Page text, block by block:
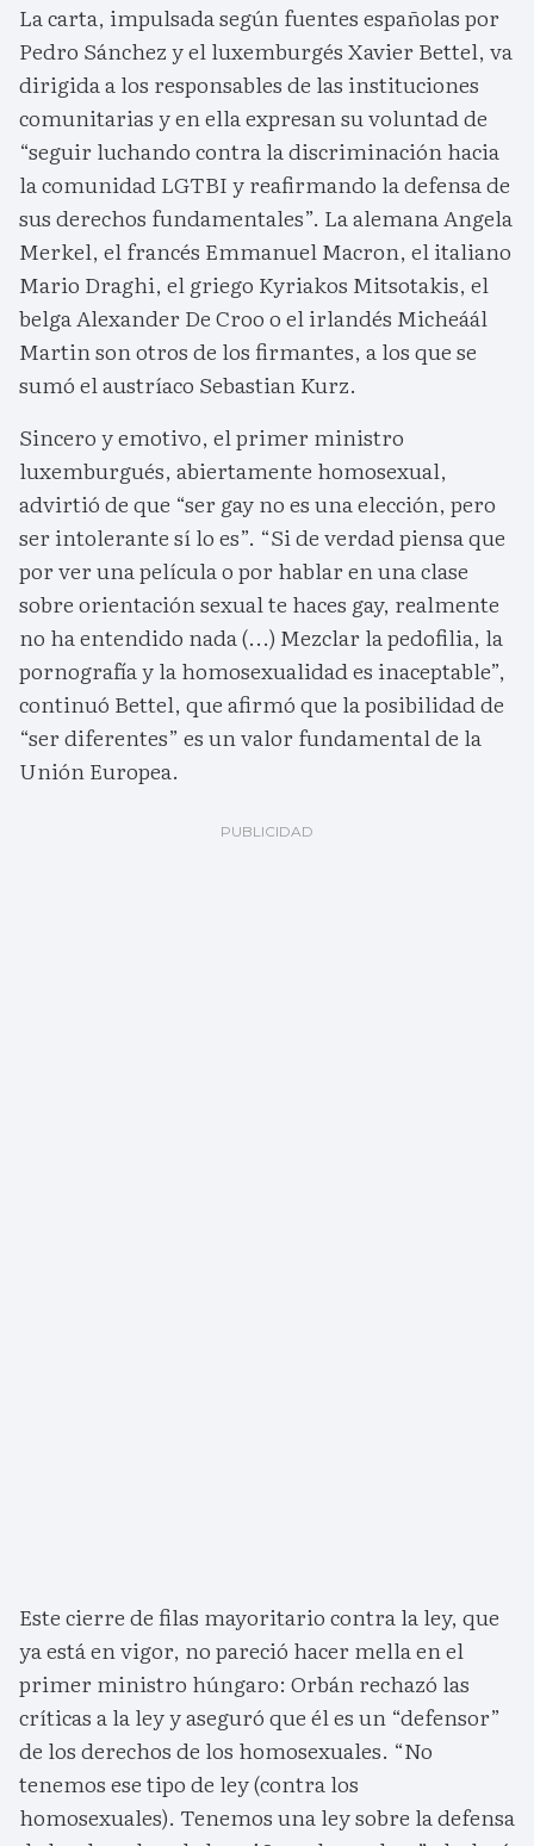
La carta, impulsada según fuentes españolas por
Pedro Sánchez y el luxemburgés Xavier Bettel, va
dirigida a los responsables de las instituciones
comunitarias y en ella expresan su voluntad de
“seguir luchando contra la discriminación hacia
la comunidad LGTBI y reafirmando la defensa de
sus derechos fundamentales”. La alemana Angela
Merkel, el francés Emmanuel Macron, el italiano
Mario Draghi, el griego Kyriakos Mitsotakis, el
belga Alexander De Croo o el irlandés Micheáál
Martin son otros de los firmantes, a los que se
sumó el austríaco Sebastian Kurz.
Sincero y emotivo, el primer ministro
luxemburgués, abiertamente homosexual,
advirtió de que “ser gay no es una elección, pero
ser intolerante sí lo es”. “Si de verdad piensa que
por ver una película o por hablar en una clase
sobre orientación sexual te haces gay, realmente
no ha entendido nada (...) Mezclar la pedofilia, la
pornografía y la homosexualidad es inaceptable”,
continuó Bettel, que afirmó que la posibilidad de
“ser diferentes” es un valor fundamental de la
Unión Europea.
Este cierre de filas mayoritario contra la ley, que
ya está en vigor, no pareció hacer mella en el
primer ministro húngaro: Orbán rechazó las
críticas a la ley y aseguró que él es un “defensor”
de los derechos de los homosexuales. “No
tenemos ese tipo de ley (contra los
homosexuales). Tenemos una ley sobre la defensa